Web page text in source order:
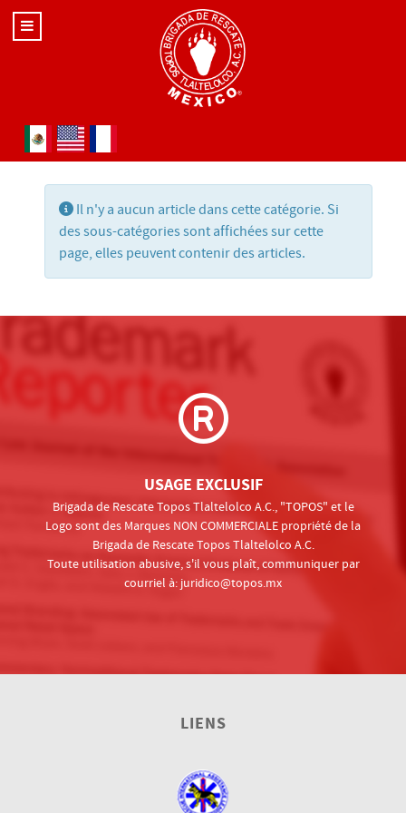
Sélectionnez votre langue
Information
Il n'y a aucun article dans cette catégorie. Si
des sous-catégories sont affichées sur cette
page, elles peuvent contenir des articles.
USAGE EXCLUSIF
Brigada de Rescate Topos Tlaltelolco A.C., "TOPOS" et le
Logo sont des Marques NON COMMERCIALE propriété de la
Brigada de Rescate Topos Tlaltelolco A.C.
Toute utilisation abusive, s'il vous plaît, communiquer par
courriel à: juridico@topos.mx
LIENS